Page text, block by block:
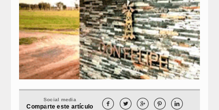
Social media
Comparte este artículo     